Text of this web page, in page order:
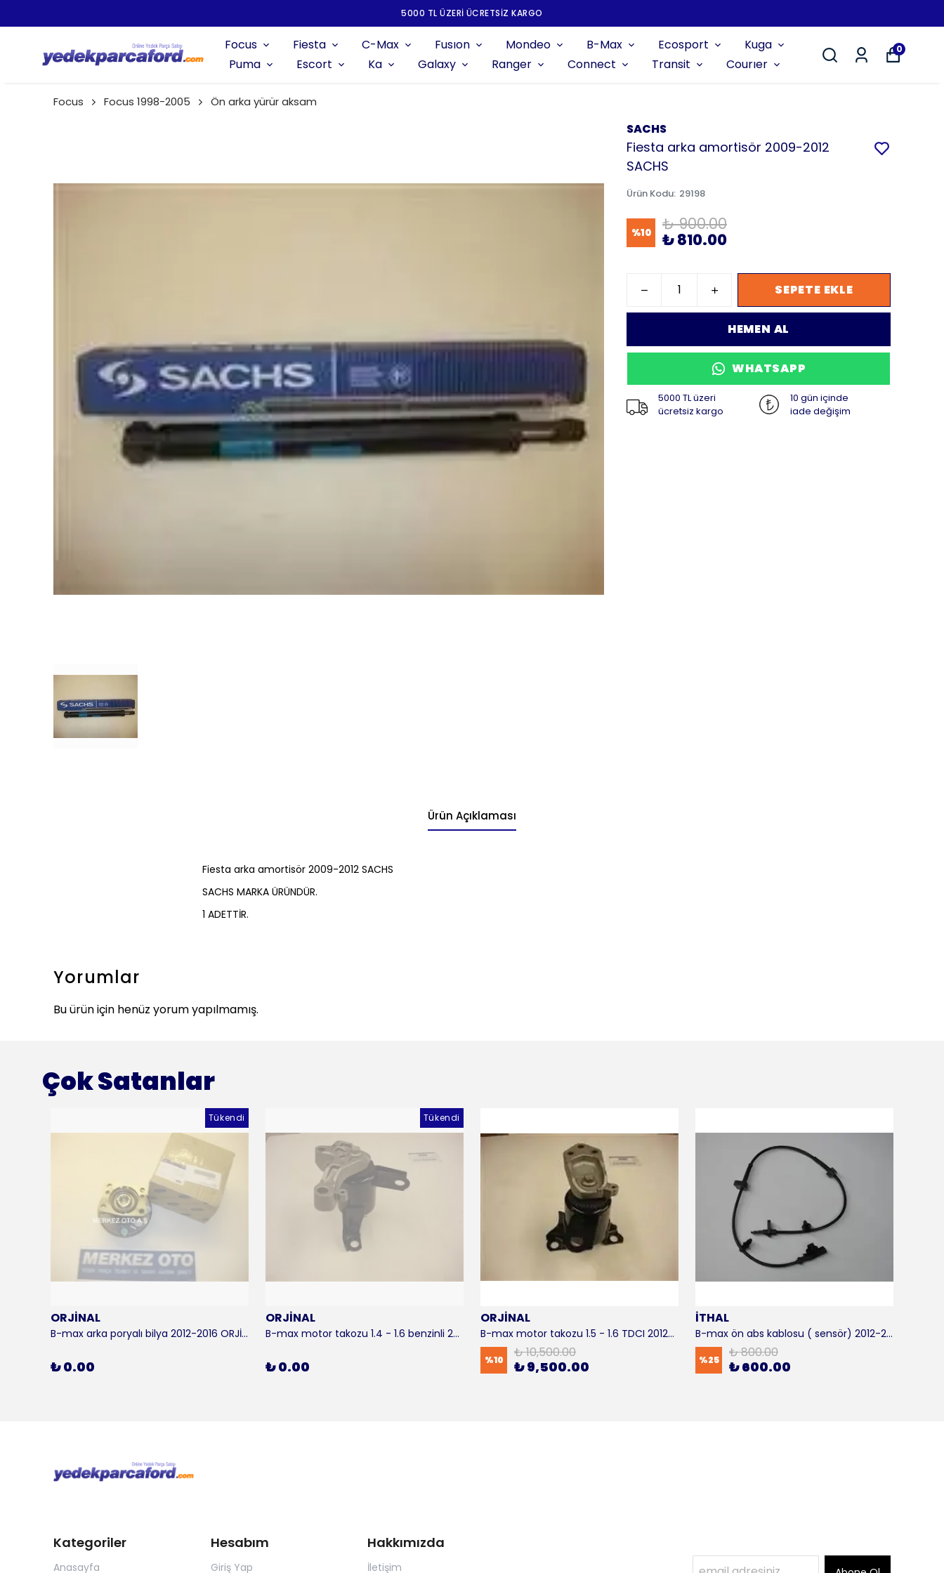
5000 TL ÜZERI ÜCRETSIZ KARGO
Focus Fiesta C-Max Fusıon Mondeo B-Max Ecosport
Kuga
Puma
Escort Ka Galaxy Ranger Connect Transit Courıer
0
Focus Focus 1998-2005 Ön arka yürür aksam
SACHS
Fiesta arka amortisör 2009-2012
SACHS
Ürün Kodu: 29198
%10 ₺ 900.00
₺ 810.00
SEPETE EKLE
HEMEN AL
WHATSAPP
5000 TL üzeri
ücretsiz kargo
10 gün içinde
iade değişim
Ürün Açıklaması
Fiesta arka amortisör 2009-2012 SACHS
SACHS MARKA ÜRÜNDÜR.
1 ADETTİR.
Yorumlar
Bu ürün için henüz yorum yapılmamış.
Çok Satanlar
Tükendi
ORJİNAL
B-max arka poryalı bilya 2012-2016 ORJİNAL
₺ 0.00
Tükendi
ORJİNAL
B-max motor takozu 1.4 - 1.6 benzinli 2012-2016 ORJİNAL
₺ 0.00
ORJİNAL
B-max motor takozu 1.5 - 1.6 TDCI 2012-2016 ORJİNAL
%10 ₺ 10,500.00
₺ 9,500.00
İTHAL
B-max ön abs kablosu ( sensör) 2012-2016 ITHAL
%25 ₺ 800.00
₺ 600.00
Kategoriler
Anasayfa
Hesabım
Giriş Yap
Hakkımızda
İletişim